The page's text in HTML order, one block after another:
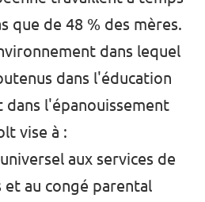
que de 48 % des mères.
dans lequel
dans l'éducation
dans l'épanouissement
vise à :
aux services de
au congé parental